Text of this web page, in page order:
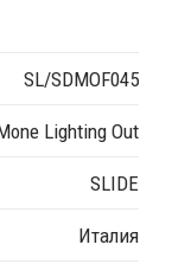
SL/SDMOF045
Lighting Out
SLIDE
Италия